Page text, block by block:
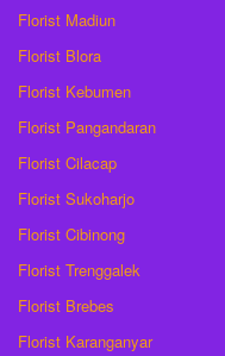
Florist Madiun
Florist Blora
Florist Kebumen
Florist Pangandaran
Florist Cilacap
Florist Sukoharjo
Florist Cibinong
Florist Trenggalek
Florist Brebes
Florist Karanganyar